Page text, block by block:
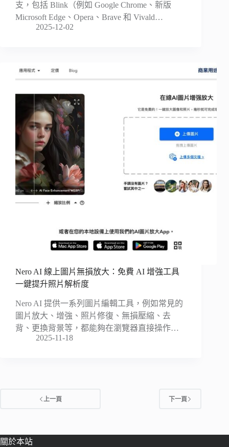
支，包括 Blink（例如 Google Chrome、新版
Microsoft Edge、Opera、Brave 和 Vivald…
2025-12-02
Nero AI 線上圖片無損放大：免費 AI 增強工具
一鍵提升照片解析度
Nero AI 提供一系列圖片編輯工具，例如常見的
圖片放大、增強、照片修復、無損壓縮、去
背、更換背景等，都能夠在瀏覽器直接操作…
2025-11-18
上一頁 下一頁
關於本站